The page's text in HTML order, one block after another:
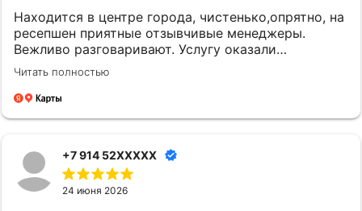
Находится в центре города, чистенько,опрятно, на
ресепшен приятные отзывчивые менеджеры.
Вежливо разговаривают. Услугу оказали
качественно и вовремя. Однозначно придем еще.
Читать полностью
+7 914 52XXXXX
24 июня 2026